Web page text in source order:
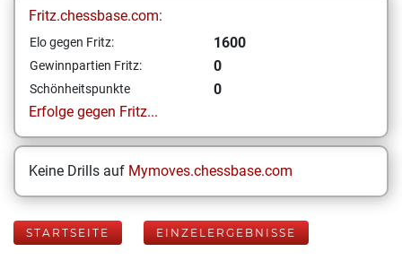
Fritz.chessbase.com:
Elo gegen Fritz: 1600
Gewinnpartien Fritz: 0
Schönheitspunkte
0
Erfolge gegen Fritz...
Keine Drills auf Mymoves.chessbase.com
STARTSEITE EINZELERGEBNISSE